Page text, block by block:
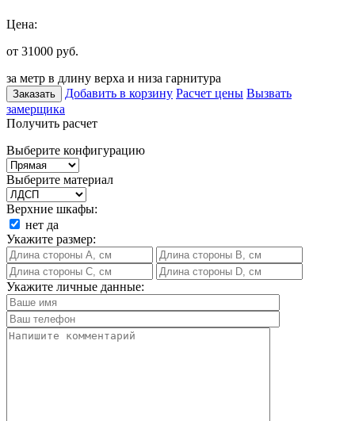
Цена:
от 31000 руб.
за метр в длину верха и низа гарнитура
Заказать Добавить в корзину Расчет цены Вызвать
замерщика
Получить расчет
Выберите конфигурацию
Выберите материал
Верхние шкафы:
нет да
Укажите размер:
Укажите личные данные: